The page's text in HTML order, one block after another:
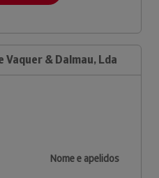
& Dalmau, Lda
Nome e apelidos